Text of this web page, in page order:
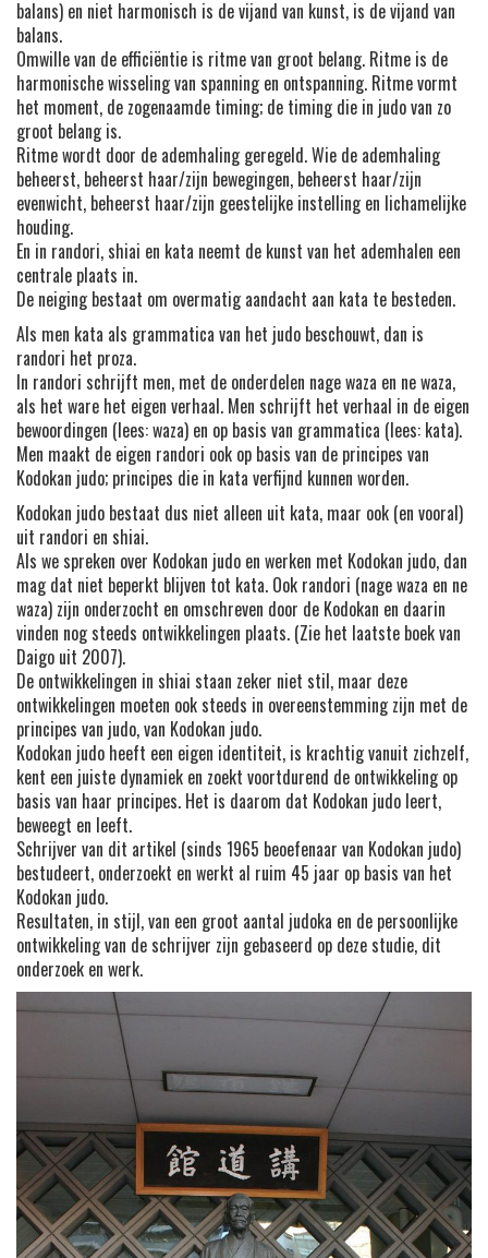
balans) en niet harmonisch is de vijand van kunst, is de vijand van
balans.
Omwille van de efficiëntie is ritme van groot belang. Ritme is de
harmonische wisseling van spanning en ontspanning. Ritme vormt
het moment, de zogenaamde timing; de timing die in judo van zo
groot belang is.
Ritme wordt door de ademhaling geregeld. Wie de ademhaling
beheerst, beheerst haar/zijn bewegingen, beheerst haar/zijn
evenwicht, beheerst haar/zijn geestelijke instelling en lichamelijke
houding.
En in randori, shiai en kata neemt de kunst van het ademhalen een
centrale plaats in.
De neiging bestaat om overmatig aandacht aan kata te besteden.
Als men kata als grammatica van het judo beschouwt, dan is
randori het proza.
In randori schrijft men, met de onderdelen nage waza en ne waza,
als het ware het eigen verhaal. Men schrijft het verhaal in de eigen
bewoordingen (lees: waza) en op basis van grammatica (lees: kata).
Men maakt de eigen randori ook op basis van de principes van
Kodokan judo; principes die in kata verfijnd kunnen worden.
Kodokan judo bestaat dus niet alleen uit kata, maar ook (en vooral)
uit randori en shiai.
Als we spreken over Kodokan judo en werken met Kodokan judo, dan
mag dat niet beperkt blijven tot kata. Ook randori (nage waza en ne
waza) zijn onderzocht en omschreven door de Kodokan en daarin
vinden nog steeds ontwikkelingen plaats. (Zie het laatste boek van
Daigo uit 2007).
De ontwikkelingen in shiai staan zeker niet stil, maar deze
ontwikkelingen moeten ook steeds in overeenstemming zijn met de
principes van judo, van Kodokan judo.
Kodokan judo heeft een eigen identiteit, is krachtig vanuit zichzelf,
kent een juiste dynamiek en zoekt voortdurend de ontwikkeling op
basis van haar principes. Het is daarom dat Kodokan judo leert,
beweegt en leeft.
Schrijver van dit artikel (sinds 1965 beoefenaar van Kodokan judo)
bestudeert, onderzoekt en werkt al ruim 45 jaar op basis van het
Kodokan judo.
Resultaten, in stijl, van een groot aantal judoka en de persoonlijke
ontwikkeling van de schrijver zijn gebaseerd op deze studie, dit
onderzoek en werk.